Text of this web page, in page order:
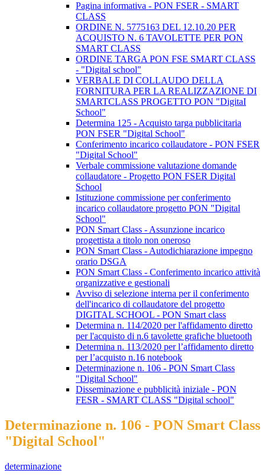
Pagina informativa - PON FSER - SMART
CLASS
ORDINE N. 5775163 DEL 12.10.20 PER
ACQUISTO N. 6 TAVOLETTE PER PON
SMART CLASS
ORDINE TARGA PON FSE SMART CLASS
- "Digital school"
VERBALE DI COLLAUDO DELLA
FORNITURA PER LA REALIZZAZIONE DI
SMARTCLASS PROGETTO PON "DigitaI
School"
Determina 125 - Acquisto targa pubblicitaria
PON FSER "Digital School"
Conferimento incarico collaudatore - PON FSER
"Digital School"
Verbale commissione valutazione domande
collaudatore - Progetto PON FSER Digital
School
Istituzione commissione per conferimento
incarico collaudatore progetto PON "Digital
School"
PON Smart Class - Assunzione incarico
progettista a titolo non oneroso
PON Smart Class - Autodichiarazione impegno
orario DSGA
PON Smart Class - Conferimento incarico attività
organizzative e gestionali
Avviso di selezione interna per il conferimento
dell'incarico di collaudatore del progetto
DIGITAL SCHOOL - PON Smart class
Determina n. 114/2020 per l'affidamento diretto
per l'acquisto di n.6 tavolette grafiche bluetooth
Determina n. 113/2020 per l’affidamento diretto
per l’acquisto n.16 notebook
Determinazione n. 106 - PON Smart Class
"Digital School"
Disseminazione e pubblicità iniziale - PON
FESR - SMART CLASS "Digital school"
Determinazione n. 106 - PON Smart Class
"Digital School"
determinazione